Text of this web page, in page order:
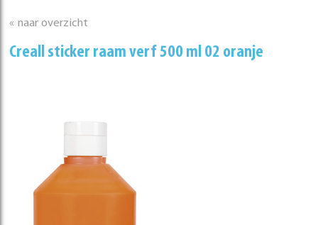
« naar overzicht
Creall sticker raam verf 500 ml 02 oranje